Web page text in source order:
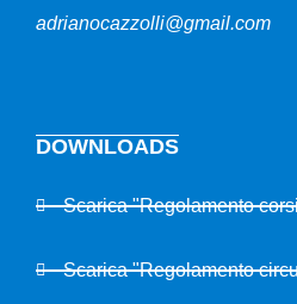
adrianocazzolli@gmail.com
DOWNLOADS
Scarica "Regolamento
Scarica "Regolamento